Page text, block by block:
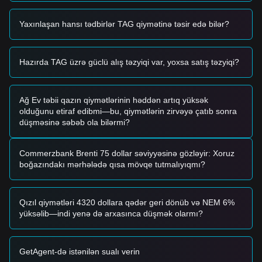
səviyyəsindən yuxarı qırılma trendin davamını təsdiqləyər və
Risk Ssenarisi
daha dərin korrektə mərhələsinə daxil ola bilər və bu zaman
$0.00100psixoloji dəstəyin yenidən yoxlanılması ehtimalı
Alış Strategiyası
Konservativ İnvestorlar
• Giriş etməzdən əvvəl
$0.00140müqavimət səviyyəsinin
uğurlu yenidən test edilib saxlanmasını gözləyin.
• Alternativ olaraq, qiymət
düşüşə keçmədən (breakdown etmədən) mərhələli şəkildə
mövqe qurmağı nəzərdən keçirin.
Trendi İzləyən İnvestorlar
trendlə gedin. Növbəti hədəf qiymət$0.00165olaraq təxmin
Uzunmüddətli İnvestorlar
• Qiymət
50 günlük SMA ($0.001015)səviyyəsinin üstündə
qaldığı müddətdə, uzunmüddətli artım strukturu qorunur; bu
Trendlər Xülasəsi
Yaxınlaşan hansı tədbirlər TAG qiymətinə təsir edə bilər?
Hazırda TAG üzrə güclü alış təzyiqi var, yoxsa satış təzyiqi?
Ağ Ev təbii qazın qiymətlərinin həddən artıq yüksək
olduğunu etiraf edibmi—bu, qiymətlərin zirvəyə çatıb sonra
düşməsinə səbəb ola bilərmi?
Commerzbank Brenti 75 dollar səviyyəsinə gözləyir: Xoruz
boğazındakı mərhələdə qısa mövqe tutmalıyıqmı?
Qızıl qiymətləri 4320 dollara qədər geri dönüb və NEM 6%
yüksəlib—indi yenə də arxasınca düşmək olarmı?
GetAgent-də istənilən sualı verin